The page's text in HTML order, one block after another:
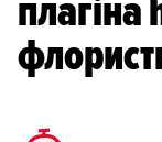
плагіна